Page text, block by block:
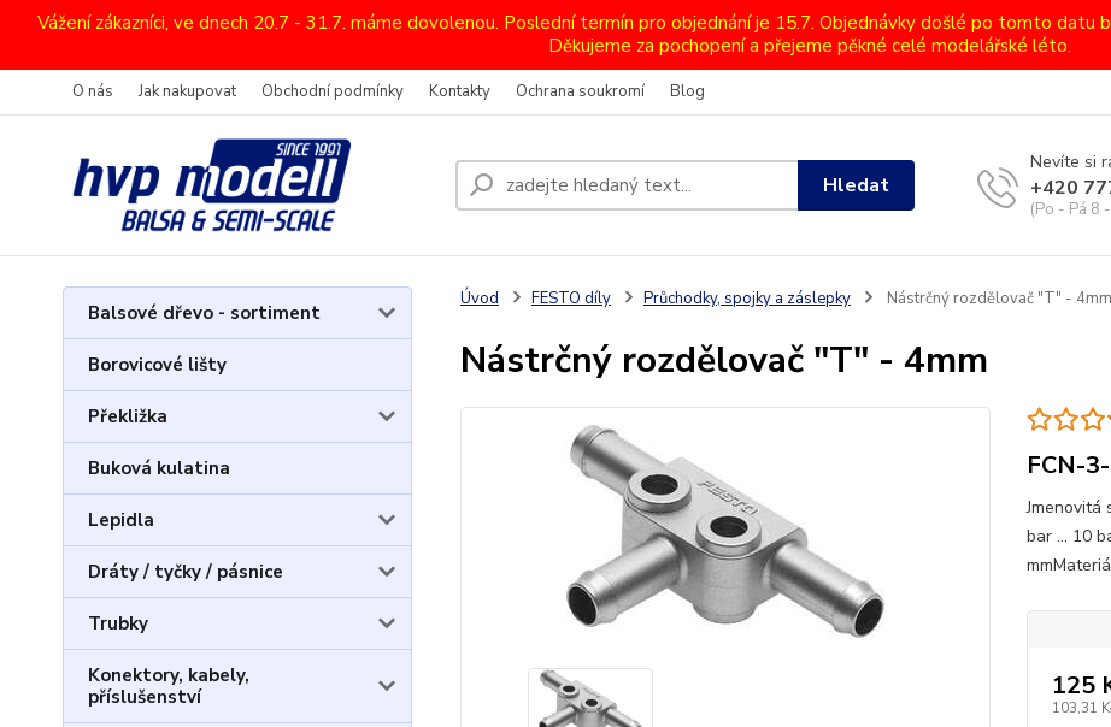
Vážení zákazníci, ve dnech 20.7 - 31.7. máme dovolenou. Poslední termín pro objednání je 15.7. Objednávky došlé po tomto datu
Děkujeme za pochopení a přejeme pěkné celé modelářské léto.
O nás Jak nakupovat Obchodní podmínky Kontakty Ochrana soukromí Blog
Hledat
Nevíte si
+420
(Po - Pá 8
Balsové dřevo - sortiment
Borovicové lišty
Překližka
Buková kulatina
Lepidla
Dráty / tyčky / pásnice
Trubky
Konektory, kabely,
příslušenství
Úvod FESTO díly Průchodky, spojky a záslepky Nástrčný rozdělovač "T" - 4mm
Nástrčný rozdělovač "T" - 4mm
FCN-
Jmenovitá
bar ... 10
125
103,31